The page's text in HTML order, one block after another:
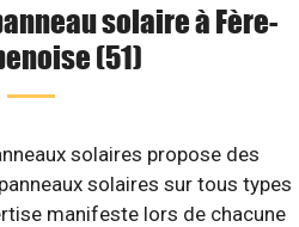
solaire à Fère-
(51)
solaires propose des
solaires sur tous types
manifeste lors de chacune